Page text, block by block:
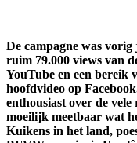
De campagne was
ruim 79.000 views van
YouTube en een bereik
hoofdvideo op
enthousiast over de vele
moeilijk meetbaar wat
Kuikens in het land,